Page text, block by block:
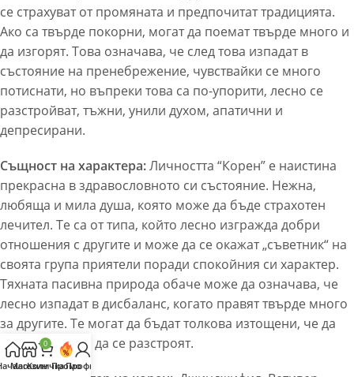
се страхуват от промяната и предпочитат традицията.
Ако са твърде покорни, могат да поемат твърде много и
да изгорят. Това означава, че след това изпадат в
състояние на пренебрежение, чувствайки се много
потиснати, но въпреки това са по-упорити, лесно се
разстройват, тъжни, унили духом, апатични и
депресирани.
Същност на характера:Личността “Корен” е наистина
прекрасна в здравословното си състояние. Нежна,
любяща и мила душа, която може да бъде страхотен
лечител. Те са от типа, който лесно изгражда добри
отношения с другите и може да се окажат „съветник“ на
своята група приятели поради спокойния си характер.
Тяхната пасивна природа обаче може да означава, че
лесно изпадат в дисбаланс, когато правят твърде много
за другите. Те могат да бъдат толкова изтощени, че да
рухнат и лесно да се разстроят.
Магазин
0
КоличкаПромоПрофил